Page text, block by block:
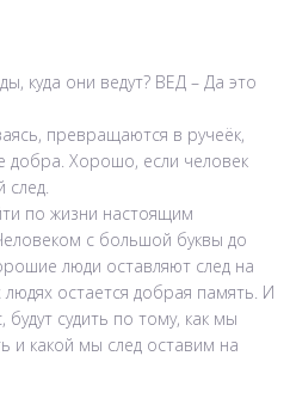
куда они ведут? ВЕД – Да это
превращаются в ручеёк,
добра. Хорошо, если человек
след.
по жизни настоящим
с большой буквы до
люди оставляют след на
остается добрая память. И
будут судить по тому, как мы
и какой мы след оставим на